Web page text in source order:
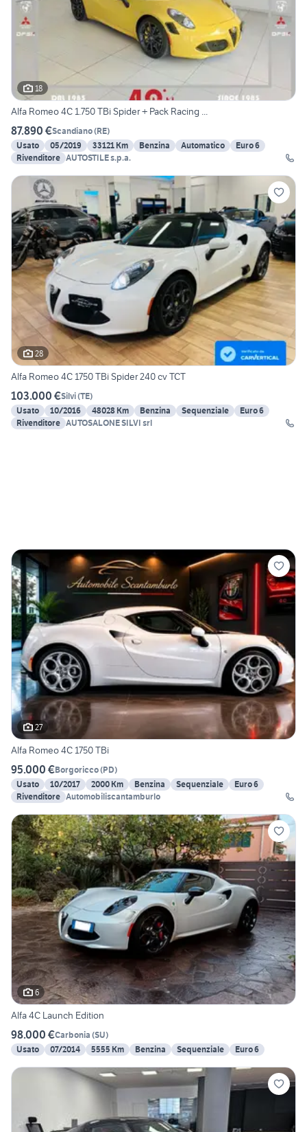
18
Alfa Romeo 4C 1.750 TBi Spider + Pack Racing ...
87.890 €Scandiano(RE)
Usato
05/2019 33121 Km Benzina Automatico
Euro 6
Rivenditore AUTOSTILE s.p.a.
28
Alfa Romeo 4C 1750 TBi Spider 240 cv TCT
103.000 €Silvi(TE)
Usato
10/2016 48028 Km Benzina Sequenziale
Euro 6
Rivenditore AUTOSALONE SILVI srl
27
Alfa Romeo 4C 1750 TBi
95.000 €Borgoricco(PD)
Usato
10/2017 2000 Km Benzina Sequenziale
Euro 6
Rivenditore Automobiliscantamburlo
6
Alfa 4C Launch Edition
98.000 €Carbonia (SU)
Usato
07/2014 5555 Km Benzina Sequenziale Euro 6